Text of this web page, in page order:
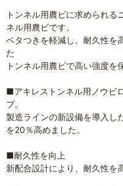
トンネル用農ビに求められ
ネル用農ビです。
ベタつきを軽減し、耐久性を
た
トンネル用農ビで高い強度を
■アキレストンネル用ノウビ
プ。
製造ラインの新設備を導入し
を20％高めました。
■耐久性を向上
新配合設計により、耐久性を